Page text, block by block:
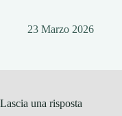
23 Marzo 2026
Lascia una risposta